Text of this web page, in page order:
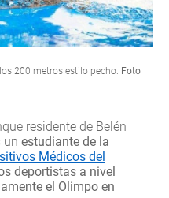
200 metros estilo pecho. Foto
residente de Belén
un estudiante de la
Médicos del
deportistas a nivel
el Olimpo en